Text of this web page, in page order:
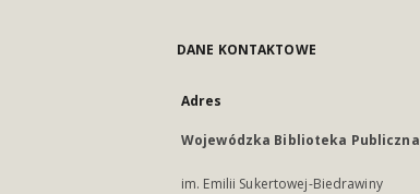
DANE KONTAKTOWE
Adres
Wojewódzka Biblioteka Publiczna
im. Emilii Sukertowej-Biedrawiny